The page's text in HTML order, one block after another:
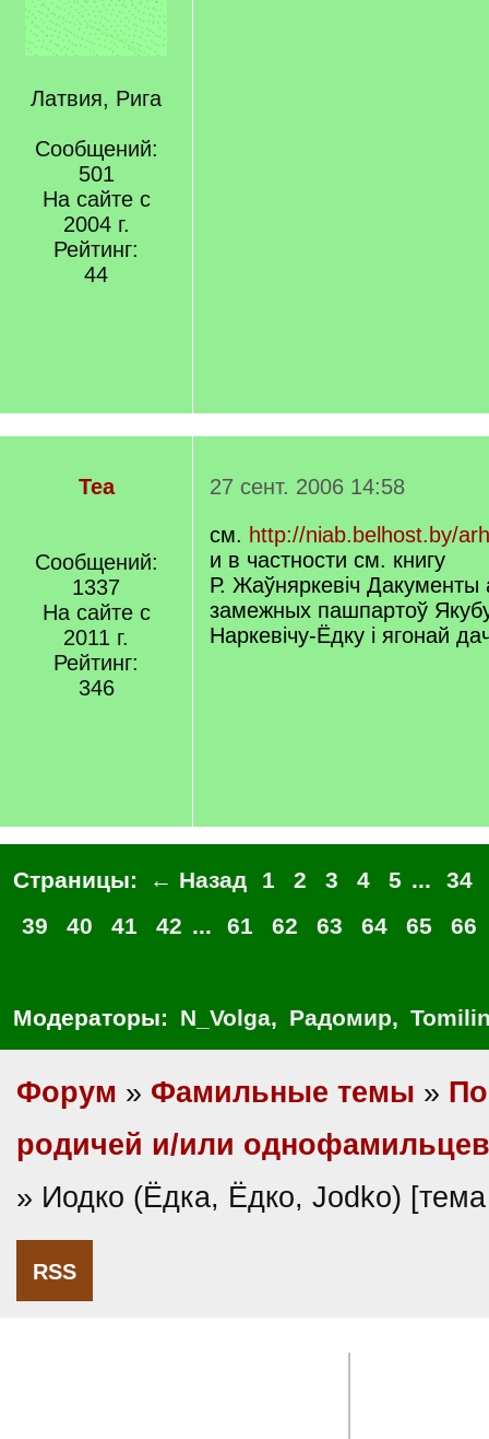
Латвия, Рига
Сообщений:
501
На сайте с
2004 г.
Рейтинг:
44
Tea
Сообщений:
1337
На сайте с
2011 г.
Рейтинг:
346
27 сент. 2006 14:58
см. http://niab.belhost.by/
и в частности см. книгу
Р. Жаўняркевіч
замежных пашпартоў
Наркевічу-Ёдку і ягонай
Страницы: ← Назад 1 2 3 4 5 ...
34
39
40 41 42 ... 61 62 63 64 65 66
Модераторы: N_Volga, Радомир,
Форум » Фамильные темы »
родичей и/или однофамильцев
» Иодко (Ёдка, Ёдко, Jodko)
RSS